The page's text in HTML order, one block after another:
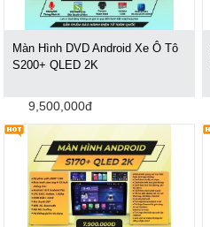
Màn Hình DVD Android Xe Ô Tô
S200+ QLED 2K
9,500,000đ